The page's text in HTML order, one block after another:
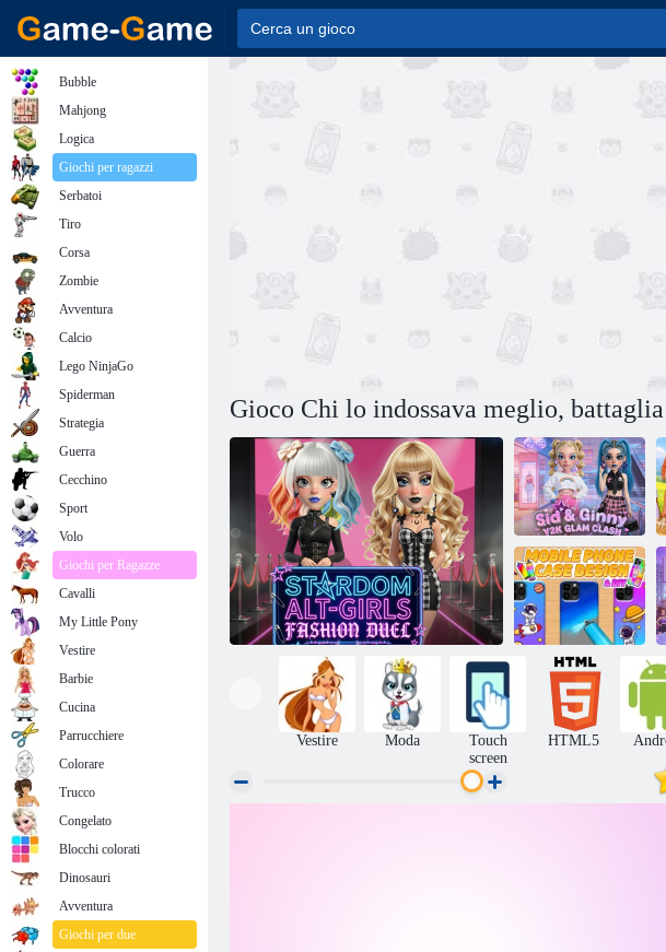
Gioco Chi lo indossava meglio,
Sid e Ginny
Y2K Scontro
glamour
Design e fai-da-
te della custodia
del telefono
cellulare
Vestire Moda
Touch
screen
HTML5
Bubble
Mahjong
Logica
Giochi per ragazzi
Serbatoi
Tiro
Corsa
Zombie
Avventura
Calcio
Lego NinjaGo
Spiderman
Strategia
Guerra
Cecchino
Sport
Volo
Giochi per Ragazze
Cavalli
My Little Pony
Vestire
Barbie
Cucina
Parrucchiere
Colorare
Trucco
Congelato
Blocchi colorati
Dinosauri
Avventura
Giochi per due